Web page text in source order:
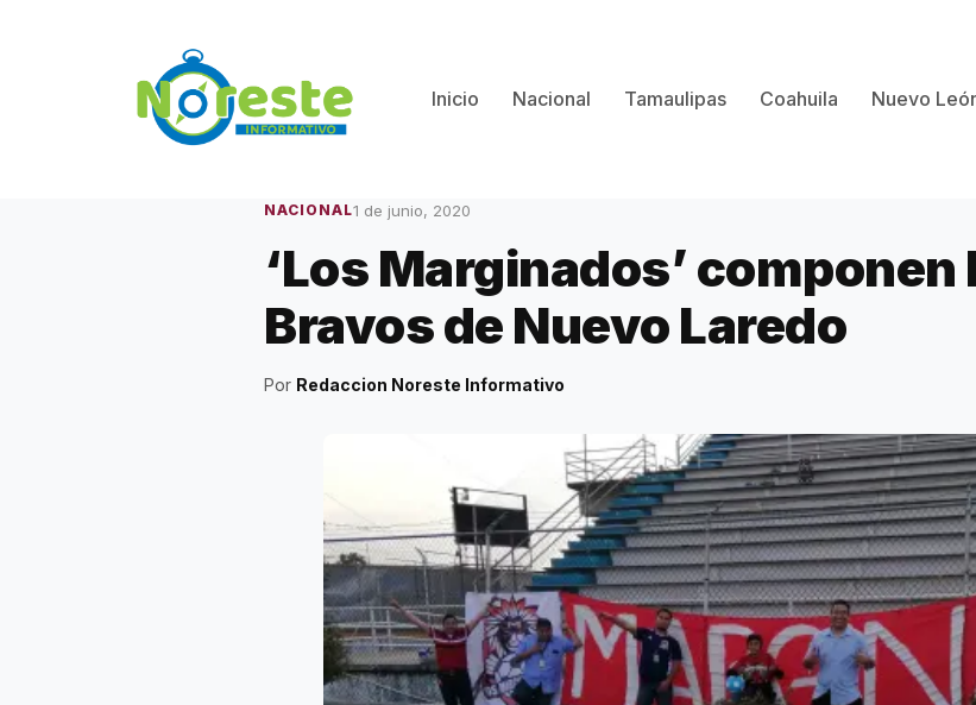
Inicio
Nacional Tamaulipas Coahuila Nuevo
NACIONAL1 de junio, 2020
‘Los Marginados’ componen
Bravos de Nuevo Laredo
Por Redaccion Noreste Informativo